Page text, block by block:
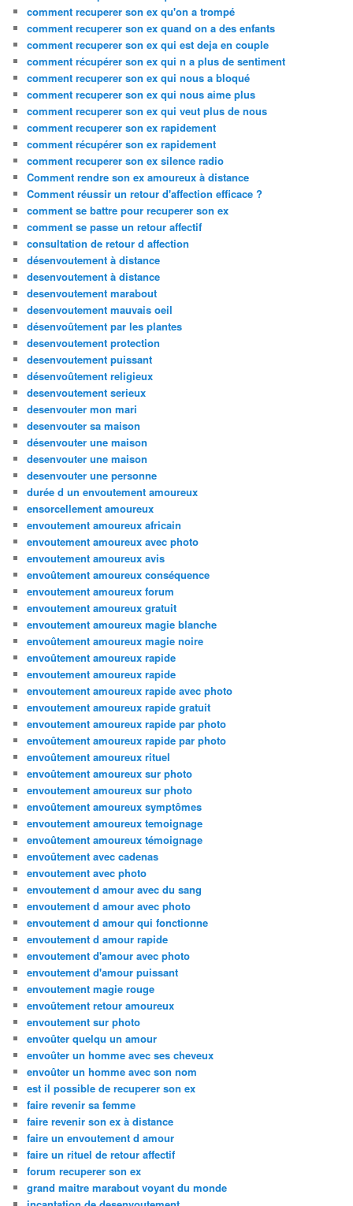
comment recuperer son ex qu'on a trompé
comment recuperer son ex quand on a des enfants
comment recuperer son ex qui est deja en couple
comment récupérer son ex qui n a plus de sentiment
comment recuperer son ex qui nous a bloqué
comment recuperer son ex qui nous aime plus
comment recuperer son ex qui veut plus de nous
comment recuperer son ex rapidement
comment récupérer son ex rapidement
comment recuperer son ex silence radio
Comment rendre son ex amoureux à distance
Comment réussir un retour d'affection efficace ?
comment se battre pour recuperer son ex
comment se passe un retour affectif
consultation de retour d affection
désenvoutement à distance
desenvoutement à distance
desenvoutement marabout
desenvoutement mauvais oeil
désenvoûtement par les plantes
desenvoutement protection
desenvoutement puissant
désenvoûtement religieux
desenvoutement serieux
desenvouter mon mari
desenvouter sa maison
désenvouter une maison
desenvouter une maison
desenvouter une personne
durée d un envoutement amoureux
ensorcellement amoureux
envoutement amoureux africain
envoutement amoureux avec photo
envoutement amoureux avis
envoûtement amoureux conséquence
envoutement amoureux forum
envoutement amoureux gratuit
envoutement amoureux magie blanche
envoûtement amoureux magie noire
envoûtement amoureux rapide
envoutement amoureux rapide
envoutement amoureux rapide avec photo
envoutement amoureux rapide gratuit
envoutement amoureux rapide par photo
envoûtement amoureux rapide par photo
envoûtement amoureux rituel
envoûtement amoureux sur photo
envoutement amoureux sur photo
envoûtement amoureux symptômes
envoutement amoureux temoignage
envoûtement amoureux témoignage
envoûtement avec cadenas
envoutement avec photo
envoutement d amour avec du sang
envoutement d amour avec photo
envoutement d amour qui fonctionne
envoutement d amour rapide
envoutement d'amour avec photo
envoutement d'amour puissant
envoutement magie rouge
envoûtement retour amoureux
envoutement sur photo
envoûter quelqu un amour
envoûter un homme avec ses cheveux
envoûter un homme avec son nom
est il possible de recuperer son ex
faire revenir sa femme
faire revenir son ex à distance
faire un envoutement d amour
faire un rituel de retour affectif
forum recuperer son ex
grand maitre marabout voyant du monde